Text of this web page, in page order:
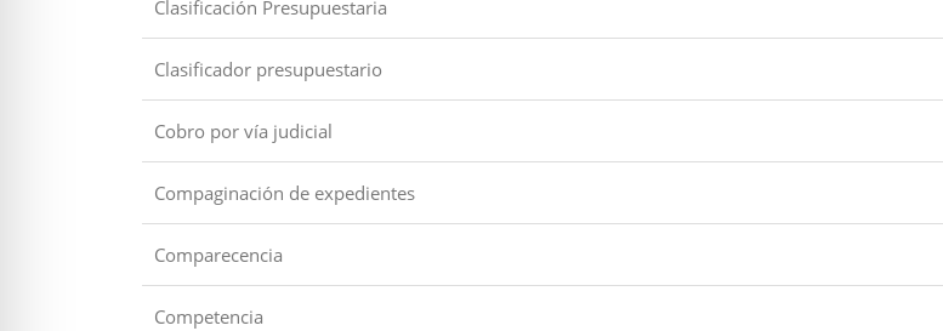
Clasificación Presupuestaria
Clasificador presupuestario
Cobro por vía judicial
Compaginación de expedientes
Comparecencia
Competencia